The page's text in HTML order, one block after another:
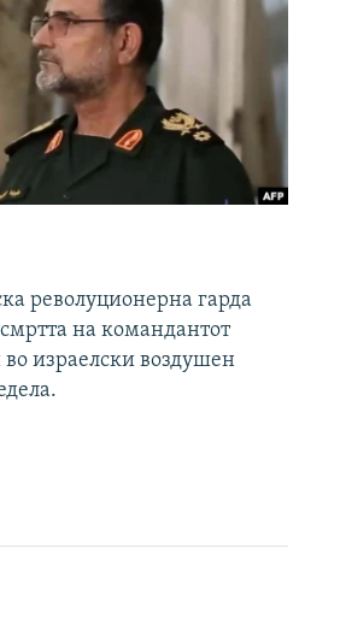
револуционерна гарда
на командантот
израелски воздушен